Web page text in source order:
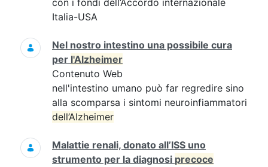
con i fondi dell’Accordo internazionale
Italia-USA
Nel nostro intestino una possibile cura
per l'Alzheimer
Contenuto Web
nell'intestino umano può far regredire sino
alla scomparsa i sintomi neuroinfiammatori
dell’Alzheimer
Malattie renali, donato all’ISS uno
strumento per la diagnosi precoce